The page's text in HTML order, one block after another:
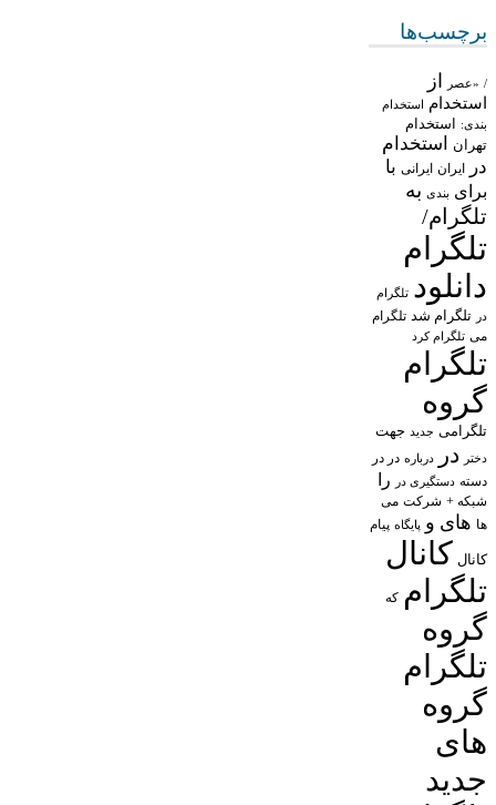
برچسب‌ها
/ «عصر از
استخدام استخدام
بندی: استخدام
تهران
استخدام
در
ایران ایرانی با
برای بندی به
تلگرام/
تلگرام
دانلود تلگرام
در تلگرام شد تلگرام
می تلگرام کرد
تلگرام
گروه
تلگرامی جدید جهت
دختر در درباره در در
دسته دستگیری در را
شبکه + شرکت می
ها های و پایگاه پیام
کانال کانال
تلگرام که
گروه
تلگرام
گروه
های
جدید